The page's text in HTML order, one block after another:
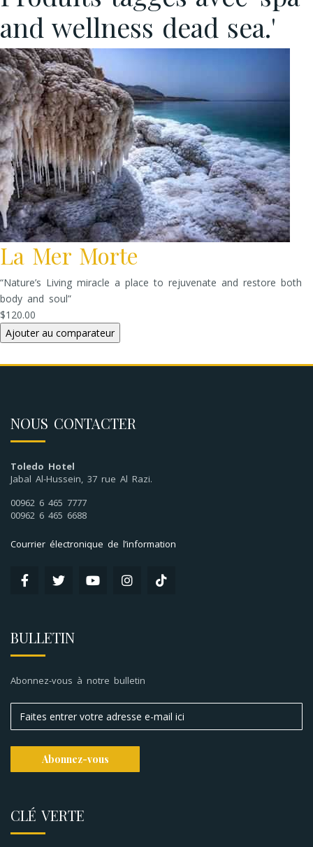
and wellness dead sea.'
La Mer Morte
“Nature’s Living miracle a place to rejuvenate and restore both
body and soul”
$120.00
NOUS CONTACTER
Toledo Hotel
Jabal Al-Hussein, 37 rue Al Razi.
00962 6 465 7777
00962 6 465 6688
Courrier électronique de l’information
BULLETIN
Abonnez-vous à notre bulletin
CLÉ VERTE